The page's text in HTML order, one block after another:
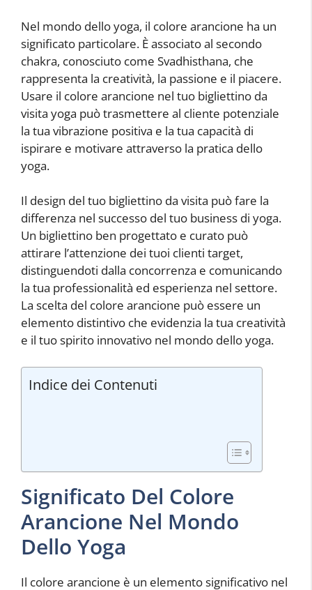
Nel mondo dello yoga, il colore arancione ha un
significato particolare. È associato al secondo
chakra, conosciuto come Svadhisthana, che
rappresenta la creatività, la passione e il piacere.
Usare il colore arancione nel tuo bigliettino da
visita yoga può trasmettere al cliente potenziale
la tua vibrazione positiva e la tua capacità di
ispirare e motivare attraverso la pratica dello
yoga.
Il design del tuo bigliettino da visita può fare la
differenza nel successo del tuo business di yoga.
Un bigliettino ben progettato e curato può
attirare l’attenzione dei tuoi clienti target,
distinguendoti dalla concorrenza e comunicando
la tua professionalità ed esperienza nel settore.
La scelta del colore arancione può essere un
elemento distintivo che evidenzia la tua creatività
e il tuo spirito innovativo nel mondo dello yoga.
Indice dei Contenuti
Significato Del Colore
Arancione Nel Mondo
Dello Yoga
Il colore arancione è un elemento significativo nel